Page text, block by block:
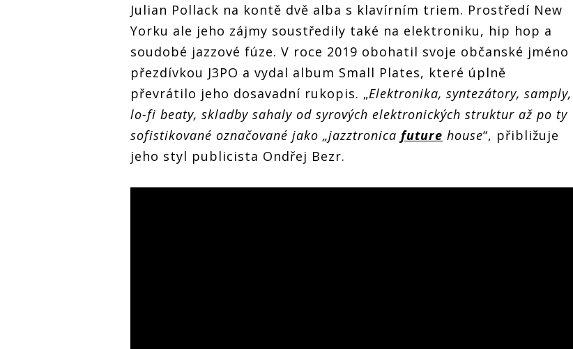
Julian Pollack na kontě dvě alba s klavírním triem. Prostředí New
Yorku ale jeho zájmy soustředily také na elektroniku, hip hop a
soudobé jazzové fúze. V roce 2019 obohatil svoje občanské jméno
přezdívkou J3PO a vydal album Small Plates, které úplně
převrátilo jeho dosavadní rukopis. „Elektronika, syntezátory, samply,
lo-fi beaty, skladby sahaly od syrových elektronických struktur až po ty
sofistikované označované jako „jazztronica future house“, přibližuje
jeho styl publicista Ondřej Bezr.